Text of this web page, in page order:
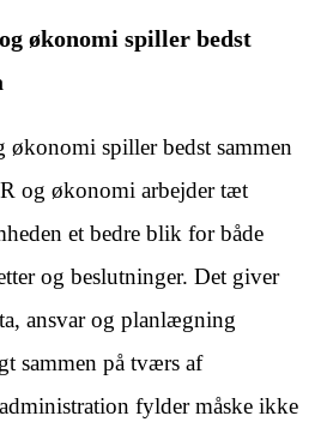
økonomi spiller bedst
spiller bedst sammen
og økonomi arbejder tæt
et bedre blik for både
og beslutninger. Det giver
ansvar og planlægning
sammen på tværs af
fylder måske ikke